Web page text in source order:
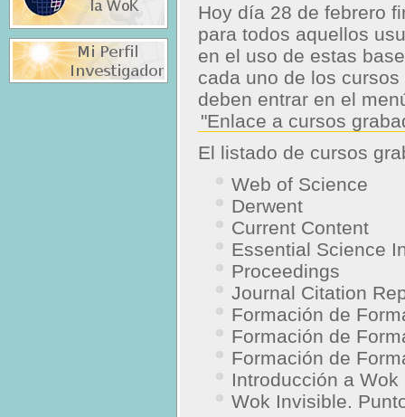
Hoy día 28 de febrero
para todos aquellos
en el uso de estas
cada uno de los
deben entrar en el
"Enlace a cursos
El listado de cursos
Web of Science
Derwent
Current Content
Essential Science
Proceedings
Journal Citation
Formación de
Formación de
Formación de
Introducción a Wok
Wok Invisible.